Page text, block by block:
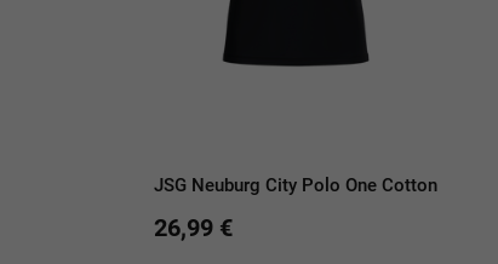
JSG Neuburg City Polo One Cotton
26,99 €